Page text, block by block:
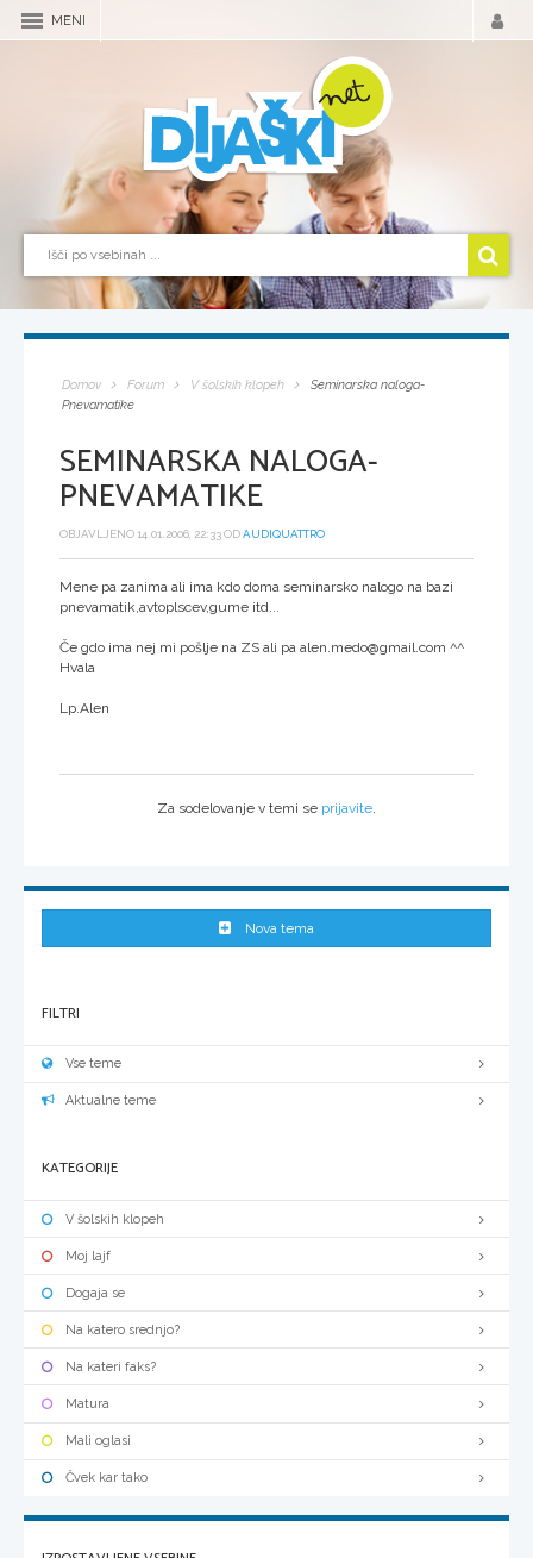
MENI
Domov Forum V šolskih klopeh
Seminarska naloga-
Pnevamatike
SEMINARSKA NALOGA-
PNEVAMATIKE
OBJAVLJENO 14.01.2006, 22:33 ODAUDIQUATTRO
Mene pa zanima ali ima kdo doma seminarsko nalogo na bazi
pnevamatik,avtoplscev,gume itd...
Če gdo ima nej mi pošlje na ZS ali pa alen.medo@gmail.com ^^
Hvala
Lp.Alen
Za sodelovanje v temi se prijavite
Nova tema
FILTRI
Vse teme
Aktualne teme
KATEGORIJE
V šolskih klopeh
Moj lajf
Dogaja se
Na katero srednjo?
Na kateri faks?
Matura
Mali oglasi
Čvek kar tako